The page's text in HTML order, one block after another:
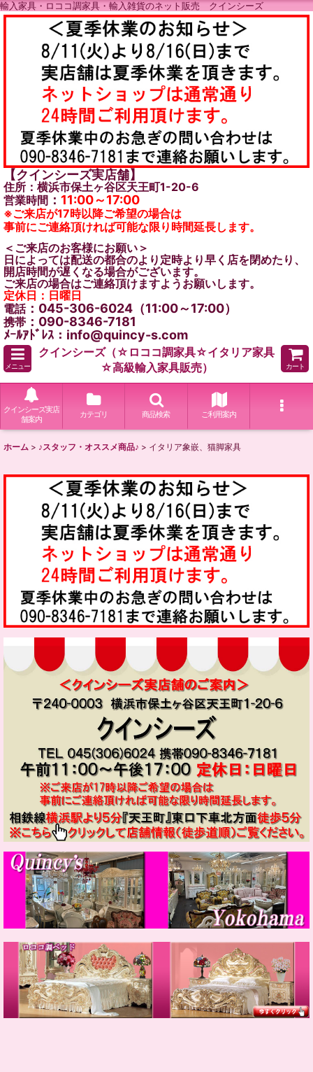
輸入家具・ロココ調家具・輸入雑貨のネット販売 クインシーズ
【クインシーズ実店舗】
住所：横浜市保土ヶ谷区天王町1-20-6
営業時間 ： 11:00～17:00
※ご来店が17時以降ご希望の場合は
事前にご連絡頂ければ可能な限り時間延長します。
＜ご来店のお客様にお願い＞
日によっては配送の都合のより定時より早く店を閉めたり、
開店時間が遅くなる場合がございます。
ご来店の場合はご連絡頂けますようお願いします。
定休日：日曜日
電話：045-306-6024（11:00～17:00）
携帯 ：090-8346-7181
ﾒｰﾙｱﾄﾞﾚｽ：info@quincy-s.com
メニュー
クインシーズ（☆ロココ調家具☆イタリア家具
☆高級輸入家具販売）
カート
クインシーズ実店
舗案内
カテゴリ 商品検索 ご利用案内
ホーム > ♪スタッフ・オススメ商品♪ > イタリア象嵌、猫脚家具